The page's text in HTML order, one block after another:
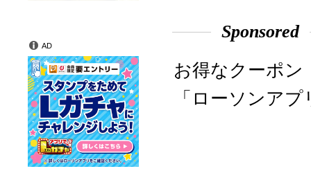
Sponsored
お得なクーポン
「ローソンア
AD